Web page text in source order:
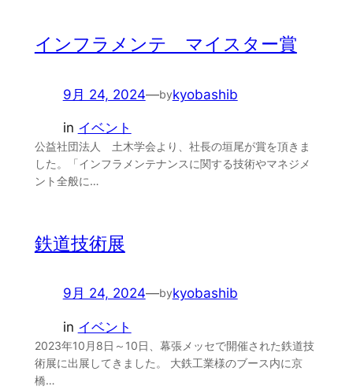
インフラメンテ マイスター賞
9月 24, 2024—bykyobashib
in イベント
公益社団法人 土木学会より、社長の垣尾が賞を頂きま
した。「インフラメンテナンスに関する技術やマネジメ
ント全般に…
鉄道技術展
9月 24, 2024—bykyobashib
in イベント
2023年10月8日～10日、幕張メッセで開催された鉄道技
術展に出展してきました。 大鉄工業様のブース内に京
橋…